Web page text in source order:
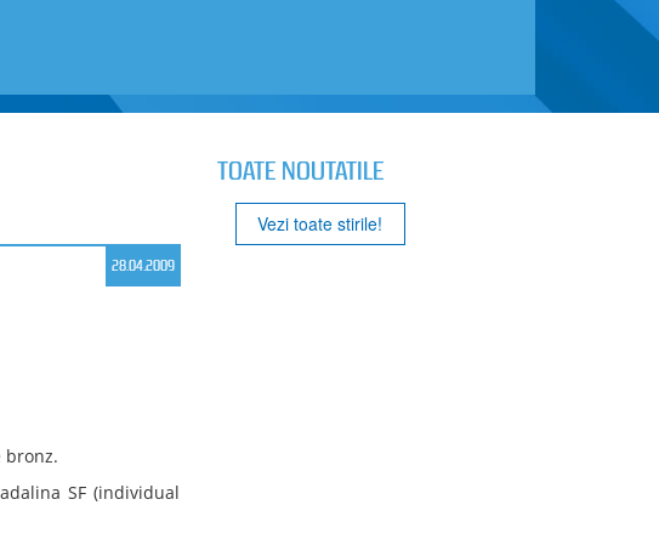
28.04.2009
bronz.
SF (individual
TOATE NOUTATILE
Vezi toate stirile!